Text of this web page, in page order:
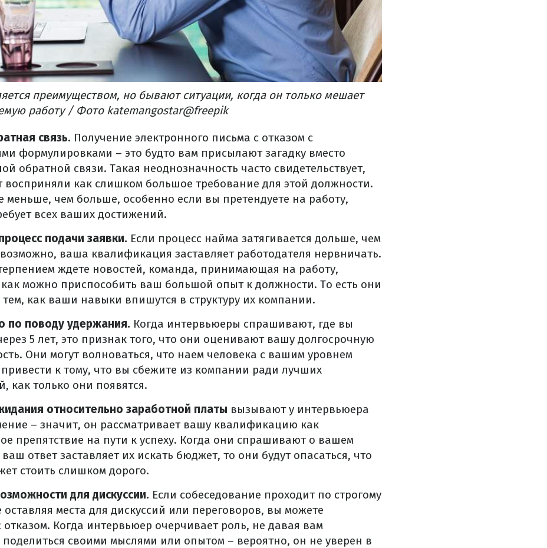
преимуществом, но бывают ситуации, когда он только мешает
работу / Фото katemangostar@freepik
связь. Получение электронного письма с отказом с
формулировками – это будто вам присылают загадку вместо
обратной связи. Такая неоднозначность часто свидетельствует,
как слишком большое требование для этой должности.
меньше, чем больше, особенно если вы претендуете на работу,
всех ваших достижений.
подачи заявки. Если процесс найма затягивается дольше, чем
ваша квалификация заставляет работодателя нервничать.
ждете новостей, команда, принимающая на работу,
можно приспособить ваш большой опыт к должности. То есть они
как ваши навыки впишутся в структуру их компании.
по поводу удержания. Когда интервьюеры спрашивают, где вы
5 лет, это признак того, что они оценивают вашу долгосрочную
Они могут волноваться, что наем человека с вашим уровнем
к тому, что вы сбежите из компании ради лучших
как только они появятся.
относительно заработной платы вызывают у интервьюера
– значит, он рассматривает вашу квалификацию как
препятствие на пути к успеху. Когда они спрашивают о вашем
ответ заставляет их искать бюджет, то они будут опасаться, что
стоить слишком дорого.
для дискуссии. Если собеседование проходит по строгому
места для дискуссий или переговоров, вы можете
отказом. Когда интервьюер очерчивает роль, не давая вам
своими мыслями или опытом – вероятно, он не уверен в